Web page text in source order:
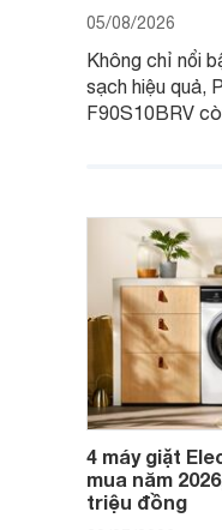
05/08/2026
Không chỉ nổi
sạch hiệu quả,
F90S10BRV
giặt cửa trên
4 máy giặt
mua năm
triệu đồng